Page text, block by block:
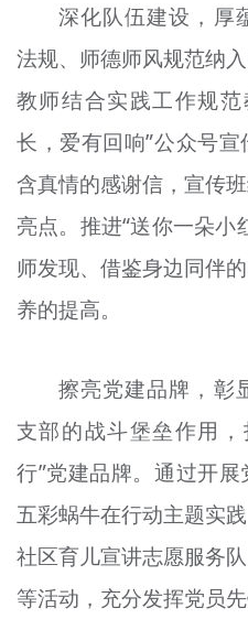
深化队伍建设，厚
法规、师德师风规范纳
教师结合实践工作规
长，爱有回响”公众号
含真情的感谢信，宣传
亮点。推进“送你一朵小
师发现、借鉴身边同伴
养的提高。
擦亮党建品牌，彰
支部的战斗堡垒作用
行”党建品牌。通过开展
五彩蜗牛在行动主题实
社区育儿宣讲志愿服务
等活动，充分发挥党员